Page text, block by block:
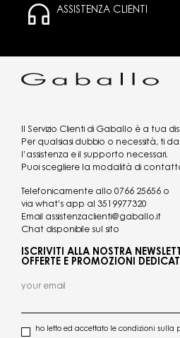
ASSISTENZA CLIENTI
Il Servizio Clienti di Gaballo è a tua
Per qualsiasi dubbio o necessità, ti
l’assistenza e il supporto necessari.
Puoi scegliere la modalità di
Telefonicamente allo 0766 25656 o
via what's app al 3519977320
Email assistenzaclienti@gaballo.it
Chat disponibile sul sito
ISCRIVITI ALLA NOSTRA
OFFERTE E PROMOZIONI
ho letto ed accettato le condizioni sulla